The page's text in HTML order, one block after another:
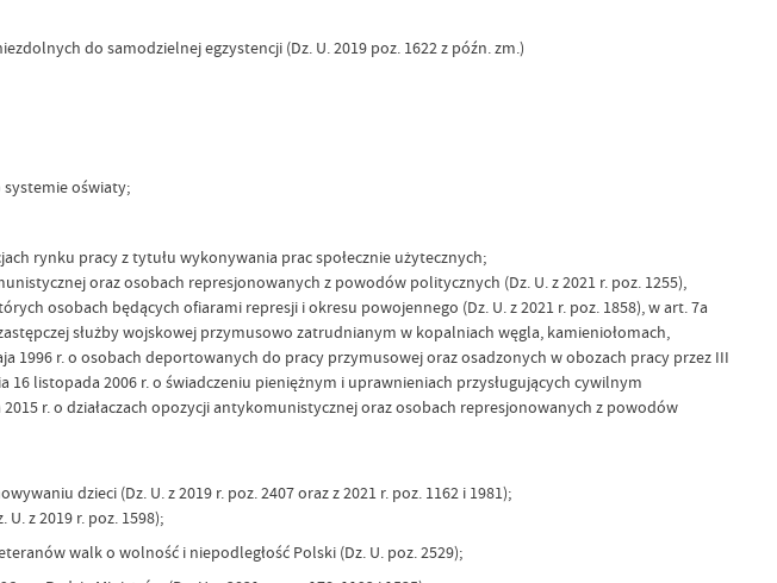
do samodzielnej egzystencji (Dz. U. 2019 poz. 1622 z późn. zm.)
oświaty;
rynku pracy z tytułu wykonywania prac społecznie użytecznych;
oraz osobach represjonowanych z powodów politycznych (Dz. U. z 2021 r. poz. 1255),
osobach będących ofiarami represji i okresu powojennego (Dz. U. z 2021 r. poz. 1858), w art. 7a
służby wojskowej przymusowo zatrudnianym w kopalniach węgla, kamieniołomach,
1996 r. o osobach deportowanych do pracy przymusowej oraz osadzonych w obozach pracy przez III
16 listopada 2006 r. o świadczeniu pieniężnym i uprawnieniach przysługujących cywilnym
r. o działaczach opozycji antykomunistycznej oraz osobach represjonowanych z powodów
dzieci (Dz. U. z 2019 r. poz. 2407 oraz z 2021 r. poz. 1162 i 1981);
z 2019 r. poz. 1598);
walk o wolność i niepodległość Polski (Dz. U. poz. 2529);